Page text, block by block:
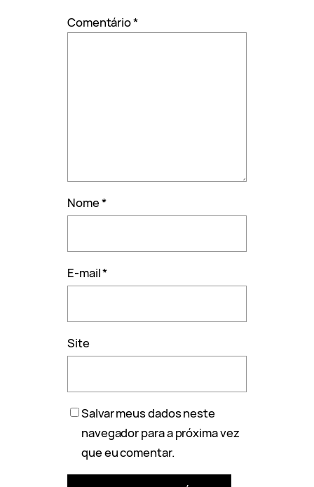
Comentário*
Nome*
E-mail*
Site
Salvar meus dados neste
navegador para a próxima vez
que eu comentar.